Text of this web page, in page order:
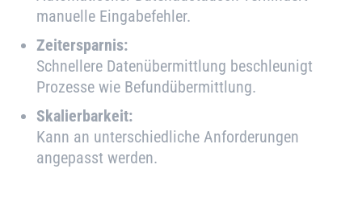
manuelle Eingabefehler.
Zeitersparnis:
Schnellere Datenübermittlung beschleunigt
Prozesse wie Befundübermittlung.
Skalierbarkeit:
Kann an unterschiedliche Anforderungen
angepasst werden.